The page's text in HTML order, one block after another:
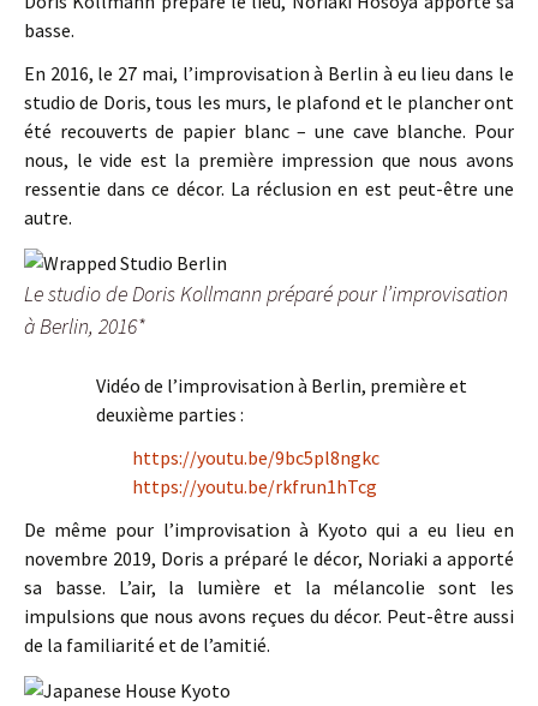
basse.
En 2016, le 27 mai, l’improvisation à Berlin à eu lieu dans le
studio de Doris, tous les murs, le plafond et le plancher ont
été recouverts de papier blanc – une cave blanche. Pour
nous, le vide est la première impression que nous avons
ressentie dans ce décor. La réclusion en est peut-être une
autre.
Le studio de Doris Kollmann préparé pour l’improvisation
à Berlin, 2016*
Vidéo de l’improvisation à Berlin, première et
deuxième parties :
https://youtu.be/9bc5pl8ngkc
https://youtu.be/rkfrun1hTcg
De même pour l’improvisation à Kyoto qui a eu lieu en
novembre 2019, Doris a préparé le décor, Noriaki a apporté
sa basse. L’air, la lumière et la mélancolie sont les
impulsions que nous avons reçues du décor. Peut-être aussi
de la familiarité et de l’amitié.